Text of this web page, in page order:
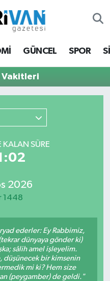
GÜNCEL SPOR
Vakitleri
KALAN SÜRE
2026
1448
ederler: Ey Rabbimiz,
dünyaya gönder ki)
sâlih amel işleyelim.
düşünecek bir kimsenin
mi ki? Hem size
(peygamber) de geldi."
ve Fikstür